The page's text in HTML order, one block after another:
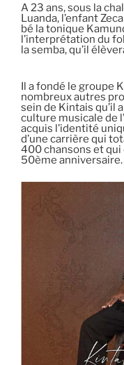
A 23 ans, sous la
Luanda, l’enfant
bé la tonique
l’interprétation du
la semba, qu’il
Il a fondé le groupe
nombreux autres
sein de Kintais qu’il
culture musicale de
acquis l’identité
d’une carrière qui
400 chansons et qui
50ème anniversaire.